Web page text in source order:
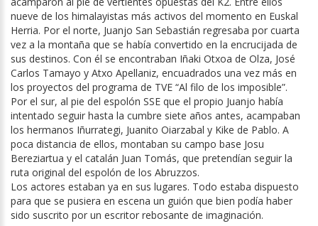
nueve de los himalayistas más activos del momento en Euskal
Herria. Por el norte, Juanjo San Sebastián regresaba por cuarta
vez a la montaña que se había convertido en la encrucijada de
sus destinos. Con él se encontraban Iñaki Otxoa de Olza, José
Carlos Tamayo y Atxo Apellaniz, encuadrados una vez más en
los proyectos del programa de TVE “Al filo de los imposible”.
Por el sur, al pie del espolón SSE que el propio Juanjo había
intentado seguir hasta la cumbre siete años antes, acampaban
los hermanos Iñurrategi, Juanito Oiarzabal y Kike de Pablo. A
poca distancia de ellos, montaban su campo base Josu
Bereziartua y el catalán Juan Tomás, que pretendían seguir la
ruta original del espolón de los Abruzzos.
Los actores estaban ya en sus lugares. Todo estaba dispuesto
para que se pusiera en escena un guión que bien podía haber
sido suscrito por un escritor rebosante de imaginación.